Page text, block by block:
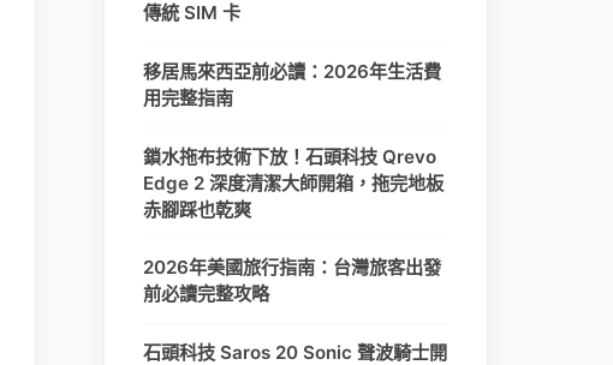
傳統 SIM 卡
移居馬來西亞前必讀：2026年生活費
用完整指南
鎖水拖布技術下放！石頭科技 Qrevo
Edge 2 深度清潔大師開箱，拖完地板
赤腳踩也乾爽
2026年美國旅行指南：台灣旅客出發
前必讀完整攻略
石頭科技 Saros 20 Sonic 聲波騎士開